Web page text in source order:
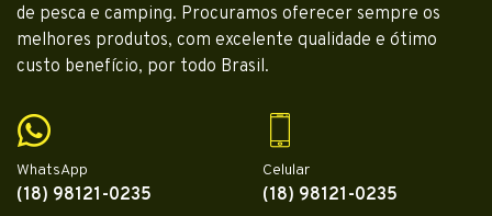
de pesca e camping. Procuramos oferecer sempre os
melhores produtos, com excelente qualidade e ótimo
custo benefício, por todo Brasil.
WhatsApp
(18) 98121-0235
Celular
(18) 98121-0235